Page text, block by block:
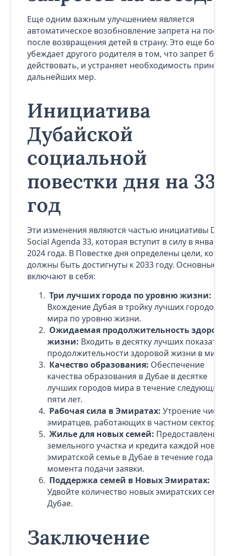
Еще одним важным улучшением является
автоматическое возобновление запрета на
после возвращения детей в страну. Это еще
убеждает другого родителя в том, что запрет
действовать, и устраняет необходимость
дальнейших мер.
Инициатива
Дубайской
социальной
повестки дня на 33
год
Эти изменения являются частью инициативы
Social Agenda 33, которая вступит в силу в январе
2024 года. В Повестке дня определены цели,
должны быть достигнуты к 2033 году. Основные
включают в себя:
Три лучших города по уровню жизни:
Вхождение Дубая в тройку лучших городов
мира по уровню жизни.
Ожидаемая продолжительность
жизни: Входить в десятку лучших
продолжительности здоровой жизни в
Качество образования: Обеспечение
качества образования в Дубае в десятке
лучших городов мира в течение следующих
пяти лет.
Рабочая сила в Эмиратах: Утроение
эмиратцев, работающих в частном секторе.
Жилье для новых семей: Предоставление
земельного участка и кредита каждой новой
эмиратской семье в Дубае в течение года с
момента подачи заявки.
Поддержка семей в Новых Эмиратах:
Удвойте количество новых эмиратских
Дубае.
Заключение